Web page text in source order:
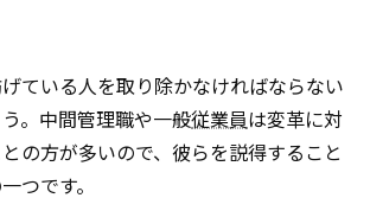
ている人を取り除かなければならない
。中間管理職や一般従業員は変革に対
の方が多いので、彼らを説得すること
つです。